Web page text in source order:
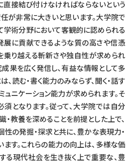
直接結び付けなければならないという
が非常に大きいと思います。大学院で
学術分野において客観的に認められる
展に貢献できるような質の高さや信憑
乗り越える斬新さや独自性が求められ
成果を広く発信し、有益な情報として多
、読む・書く能力のみならず、聞く・話す
ニケーション能力が求められます。そ
となります。従って、大学院では自分
教養を深めることを前提とした上で、
の発掘・探求と共に、豊かな表現力・
す。これらの能力の向上は、多様な価
る現代社会を生き抜く上で重要な、豊